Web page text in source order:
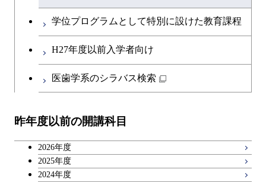
英語科目
第二外国語科目
キャリア科目
学位プログラムとして特別に設けた教育課程
H27年度以前入学者向け
医歯学系のシラバス検索
昨年度以前の開講科目
2026年度
2025年度
2024年度